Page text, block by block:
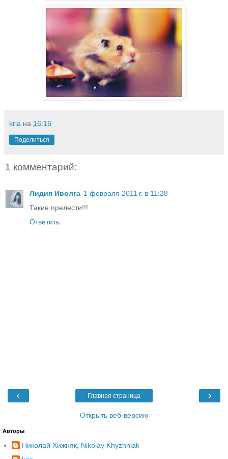
kria на 16:16
Поделиться
1 комментарий:
Лидия Иволга 1 февраля 2011 г. в 11:28
Такие прелести!!!
Ответить
‹ ›
Главная страница
Открыть веб-версию
Авторы
Николай Хижняк, Nikolay Khyzhniak